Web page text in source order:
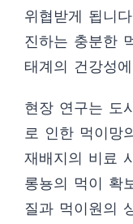
위협받게 됩니
진하는 충분한
태계의 건강성
현장 연구는 도
로 인한 먹이망
재배지의 비료
롱뇽의 먹이 확
질과 먹이원의